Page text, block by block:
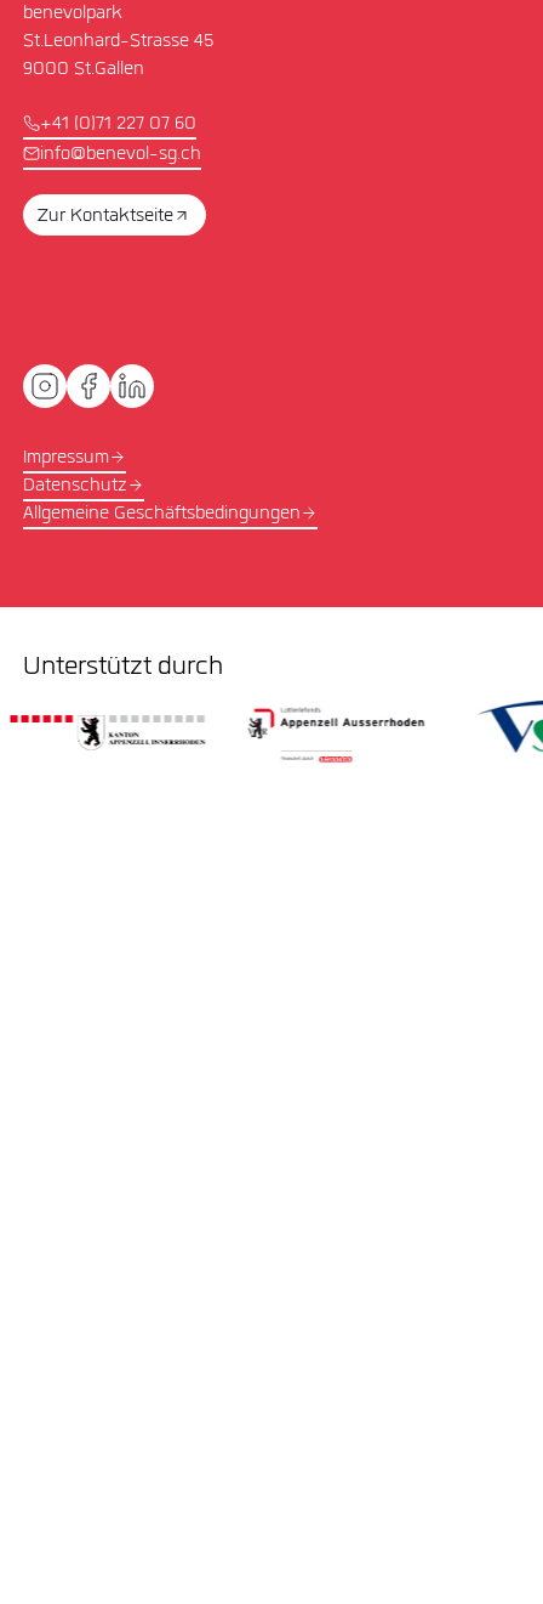
benevolpark
St.Leonhard-Strasse 45
9000 St.Gallen
+41 (0)71 227 07 60
info@benevol-sg.ch
Zur Kontaktseite
Impressum
Datenschutz
Allgemeine Geschäftsbedingungen
Unterstützt durch